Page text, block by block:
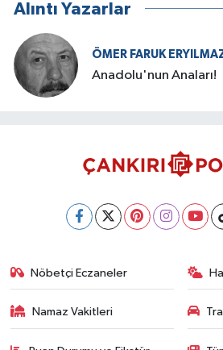
Alıntı Yazarlar
ÖMER FARUK
Anadolu'nun Anaları!
Nöbetçi Eczaneler
Namaz Vakitleri